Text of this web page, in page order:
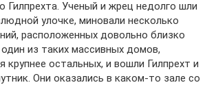
Гилпрехта. Ученый и жрец недолго шли
улочке, миновали несколько
расположенных довольно близко
из таких массивных домов,
крупнее остальных, и вошли Гилпрехт и
Они оказались в каком-то зале со